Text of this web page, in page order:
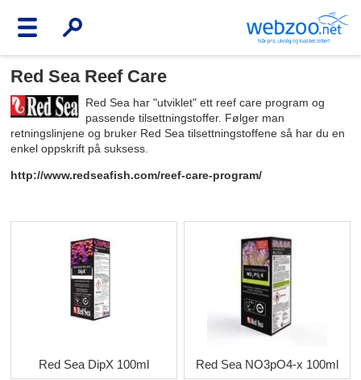
Red Sea Reef Care
Red Sea har "utviklet" ett reef care program og
passende tilsettningstoffer. Følger man
retningslinjene og bruker Red Sea tilsettningstoffene så har du en
enkel oppskrift på suksess.
http://www.redseafish.com/reef-care-program/
Red Sea DipX 100ml Red Sea NO3pO4-x 100ml